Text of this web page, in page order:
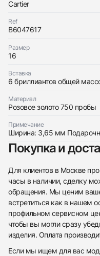
Cartier
Ref
B6047617
Размер
16
Вставка
6 бриллиантов общей
Материал
Розовое золото 750 пробы
Примечание
Ширина: 3,65 мм
Покупка и
Для клиентов в Москве
часы в наличии, сделку
обращения. Мы ценим
встретиться как в нашем
профильном сервисном
чтобы вы могли сразу
изделия. Оплата
Если мы ищем для вас
Заказать эти
Оставьте ваши
с вами
НовыеКоробка
$9,500
Трейд-ин
Оставьте ваши
Love Bracelet,